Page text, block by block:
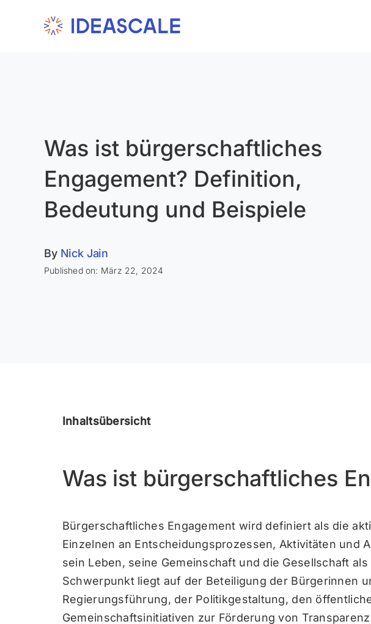
Was ist bürgerschaftliches
Engagement? Definition,
Bedeutung und Beispiele
By Nick Jain
Published on: März 22, 2024
Inhaltsübersicht
Was ist bürgerschaftliches
Bürgerschaftliches Engagement wird definiert als die
Einzelnen an Entscheidungsprozessen, Aktivitäten und
sein Leben, seine Gemeinschaft und die Gesellschaft
Schwerpunkt liegt auf der Beteiligung der Bürgerinnen
Regierungsführung, der Politikgestaltung, den
Gemeinschaftsinitiativen zur Förderung von